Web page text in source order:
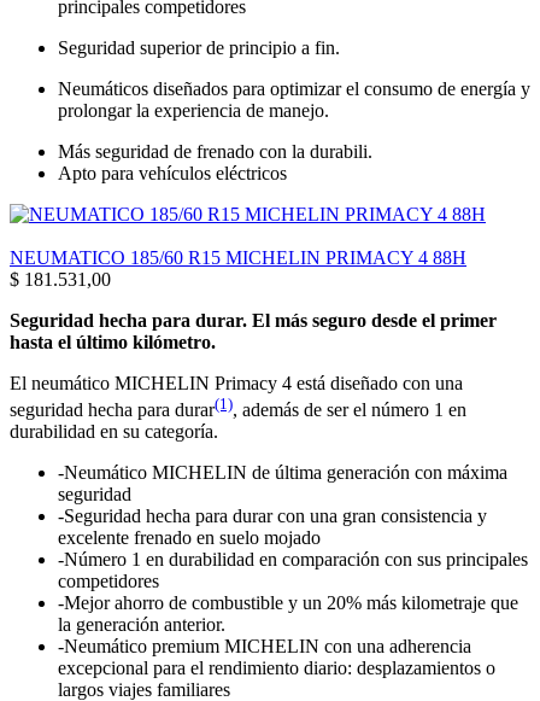
principales competidores
Seguridad superior de principio a fin.
Neumáticos diseñados para optimizar el consumo de energía y
prolongar la experiencia de manejo.
Más seguridad de frenado con la durabili.
Apto para vehículos eléctricos
NEUMATICO 185/60 R15 MICHELIN PRIMACY 4 88H
$ 181.531,00
Seguridad hecha para durar. El más seguro desde el primer
hasta el último kilómetro.
El neumático MICHELIN Primacy 4 está diseñado con una
seguridad hecha para durar(1), además de ser el número 1 en
durabilidad en su categoría.
-Neumático MICHELIN de última generación con máxima
seguridad
-Seguridad hecha para durar con una gran consistencia y
excelente frenado en suelo mojado
-Número 1 en durabilidad en comparación con sus principales
competidores
-Mejor ahorro de combustible y un 20% más kilometraje que
la generación anterior.
-Neumático premium MICHELIN con una adherencia
excepcional para el rendimiento diario: desplazamientos o
largos viajes familiares